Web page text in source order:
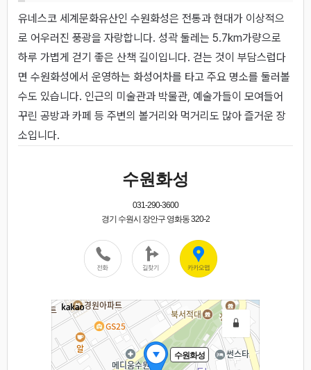
유네스코 세계문화유산인 수원화성은 전통과 현대가 이상적으
로 어우러진 풍광을 자랑합니다. 성곽 둘레는 5.7km가량으로
하루 가볍게 걷기 좋은 산책 길이입니다. 걷는 것이 부담스럽다
면 수원화성에서 운영하는 화성어차를 타고 주요 명소를 둘러볼
수도 있습니다. 인근의 미술관과 박물관, 예술가들이 모여들어
꾸린 공방과 카페 등 주변의 볼거리와 먹거리도 많아 즐거운 장
소입니다.